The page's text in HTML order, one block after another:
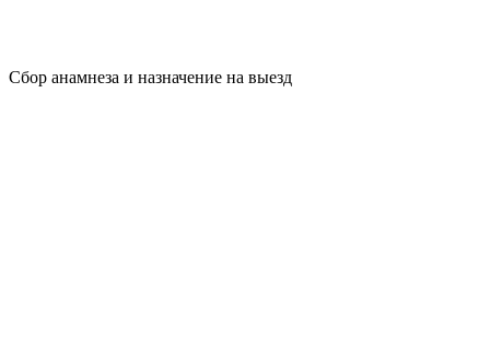
Сбор анамнеза и назначение на выезд